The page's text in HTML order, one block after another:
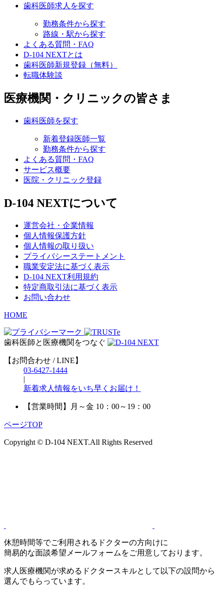
歯科医師求人を探す
勤務条件から探す
路線・駅から探す
よくある質問・FAQ
D-104 NEXTとは
歯科医師新規登録（無料）
転職体験談
医療機関・クリニックの皆さま
歯科医師を探す
新着登録医師一覧
勤務条件から探す
よくある質問・FAQ
サービス概要
医院・クリニック登録
D-104 NEXTについて
運営会社・企業情報
個人情報保護方針
個人情報の取り扱い
プライバシーステートメント
職業安定法に基づく表示
D-104 NEXT利用規約
特定商取引法に基づく表示
お問い合わせ
HOME
歯科医師と医療機関をつなぐ
【お問合わせ / LINE】
03-6427-1444
|
新着求人情報をいち早くお届け！
【営業時間】 月～金 10：00～19：00
ページTOP
Copyright © D-104 NEXT.All Rights Reserved
休憩時間等でご利用されるドクターの方向けに
簡易的な面談希望メールフォームをご用意しております。
求人医療機関が求めるドクタースキルとして以下の設問から
選んでもらっています。